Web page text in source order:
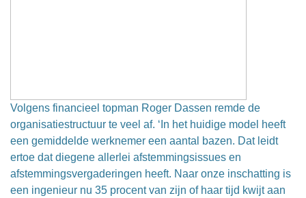
Volgens financieel topman Roger Dassen remde de
organisatiestructuur te veel af. ‘In het huidige model heeft
een gemiddelde werknemer een aantal bazen. Dat leidt
ertoe dat diegene allerlei afstemmingsissues en
afstemmingsvergaderingen heeft. Naar onze inschatting is
een ingenieur nu 35 procent van zijn of haar tijd kwijt aan